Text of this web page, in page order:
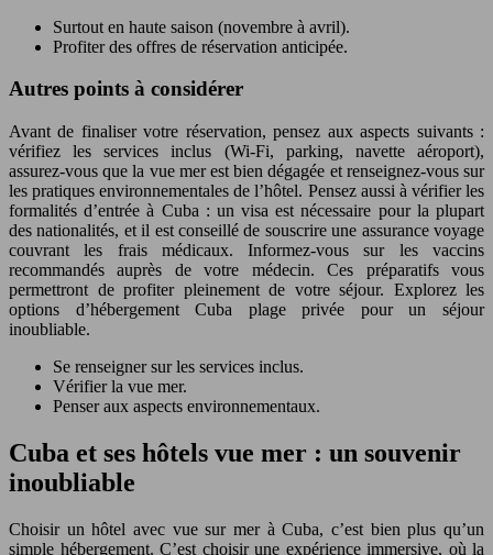
Surtout en haute saison (novembre à avril).
Profiter des offres de réservation anticipée.
Autres points à considérer
Avant de finaliser votre réservation, pensez aux aspects suivants :
vérifiez les services inclus (Wi-Fi, parking, navette aéroport),
assurez-vous que la vue mer est bien dégagée et renseignez-vous sur
les pratiques environnementales de l’hôtel. Pensez aussi à vérifier les
formalités d’entrée à Cuba : un visa est nécessaire pour la plupart
des nationalités, et il est conseillé de souscrire une assurance voyage
couvrant les frais médicaux. Informez-vous sur les vaccins
recommandés auprès de votre médecin. Ces préparatifs vous
permettront de profiter pleinement de votre séjour. Explorez les
options d’hébergement Cuba plage privée pour un séjour
inoubliable.
Se renseigner sur les services inclus.
Vérifier la vue mer.
Penser aux aspects environnementaux.
Cuba et ses hôtels vue mer : un souvenir
inoubliable
Choisir un hôtel avec vue sur mer à Cuba, c’est bien plus qu’un
simple hébergement. C’est choisir une expérience immersive, où la